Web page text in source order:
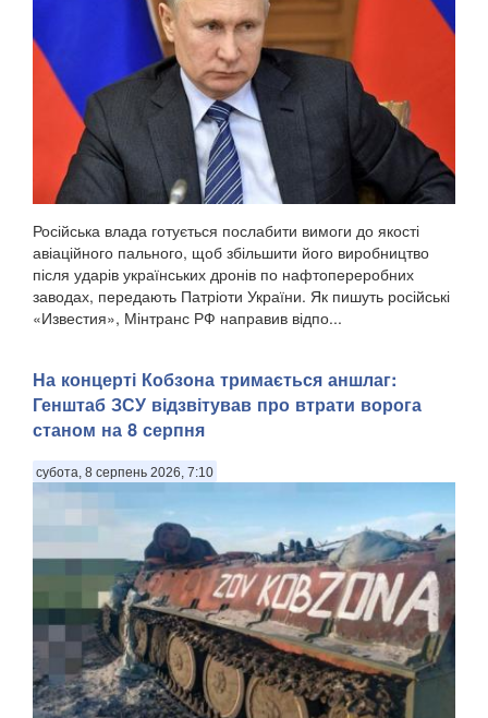
Російська влада готується послабити вимоги до якості
авіаційного пального, щоб збільшити його виробництво
після ударів українських дронів по нафтопереробних
заводах, передають Патріоти України. Як пишуть російські
«Известия», Мінтранс РФ направив відпо...
На концерті Кобзона тримається аншлаг:
Генштаб ЗСУ відзвітував про втрати ворога
станом на 8 серпня
субота, 8 серпень 2026, 7:10